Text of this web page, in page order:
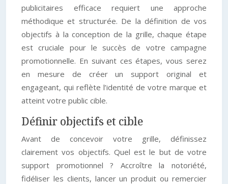
publicitaires efficace requiert une approche
méthodique et structurée. De la définition de vos
objectifs à la conception de la grille, chaque étape
est cruciale pour le succès de votre campagne
promotionnelle. En suivant ces étapes, vous serez
en mesure de créer un support original et
engageant, qui reflète l’identité de votre marque et
atteint votre public cible.
Définir objectifs et cible
Avant de concevoir votre grille, définissez
clairement vos objectifs. Quel est le but de votre
support promotionnel ? Accroître la notoriété,
fidéliser les clients, lancer un produit ou remercier